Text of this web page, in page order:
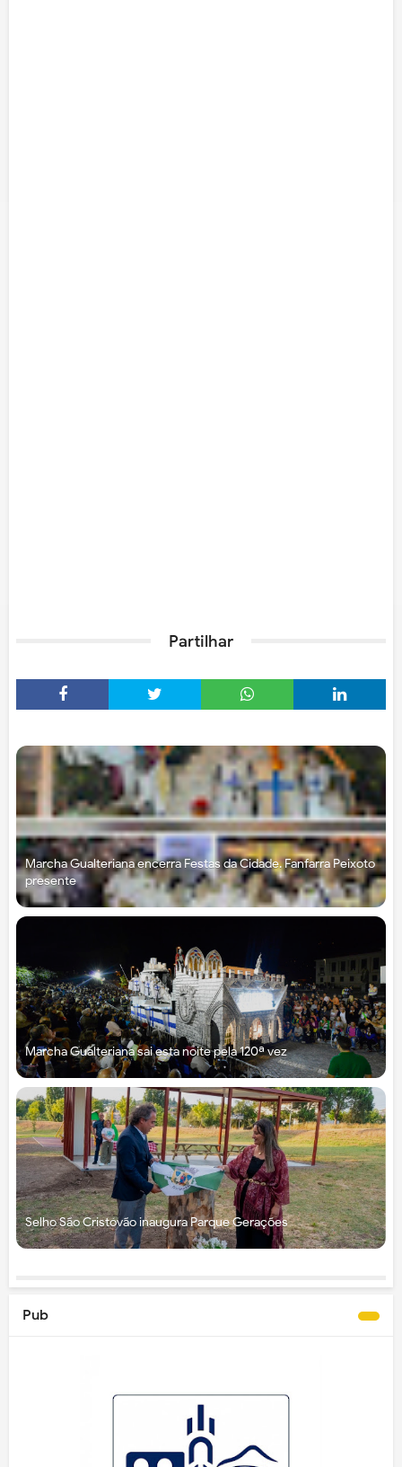
Partilhar
Marcha Gualteriana encerra Festas da Cidade. Fanfarra Peixoto
presente
Marcha Gualteriana sai esta noite pela 120ª vez
Selho São Cristóvão inaugura Parque Gerações
Pub